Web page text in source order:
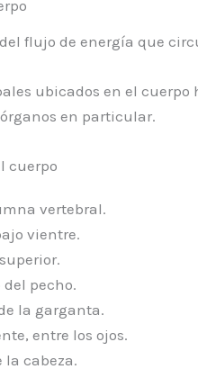
flujo de energía que
ubicados en el cuerpo
en particular.
cuerpo
vertebral.
vientre.
pecho.
la garganta.
entre los ojos.
la cabeza.